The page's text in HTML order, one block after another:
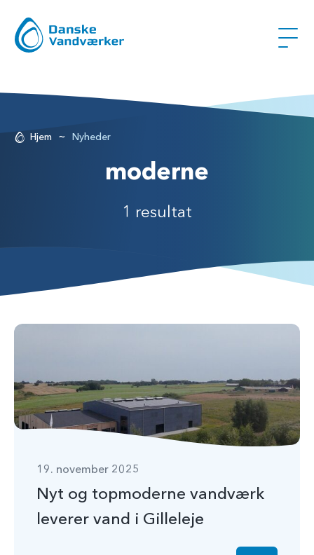
Hjem ~ Nyheder
moderne
1 resultat
19. november 2025
Nyt og topmoderne vandværk
leverer vand i Gilleleje